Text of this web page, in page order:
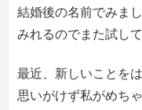
結婚後の名前でみま
みれるのでまた試し
最近、新しいことを
思いがけず私がめち